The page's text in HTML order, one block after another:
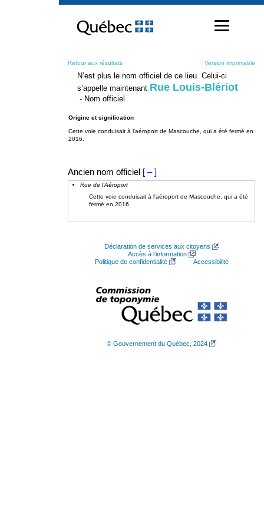
contenu
Retour aux résultats Version imprimable
N’est plus le nom officiel de ce lieu. Celui-ci
s’appelle maintenant Rue Louis-Blériot
- Nom officiel
Origine et signification
Cette voie conduisait à l'aéroport de Mascouche, qui a été fermé en
2016.
Ancien nom officiel [ – ]
Rue de l'Aéroport
Cette voie conduisait à l'aéroport de Mascouche, qui a été
fermé en 2016.
Déclaration de services aux citoyens
Accès à l’information
Politique de confidentialité
Accessibilité
© Gouvernement du Québec, 2024